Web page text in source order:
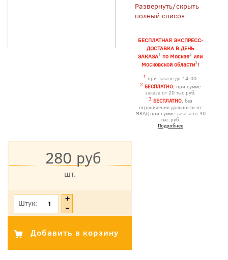
Развернуть/скрыть
полный список
БЕСПЛАТНАЯ ЭКСПРЕСС-
ДОСТАВКА В ДЕНЬ
ЗАКАЗА1 по Москве2 или
Московской области3!
1 при заказе до 14-00.
2 БЕСПЛАТНО, при сумме
заказа от 20 тыс.руб.
3 БЕСПЛАТНО, без
ограничения дальности от
МКАД при сумме заказа от 30
тыс.руб.
Подробнее
280 руб
шт.
Штук: